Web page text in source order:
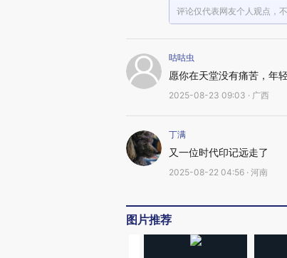
评论仅代表网友个人观点，
咕咕虫
愿你在天堂没有痛苦，年
2025-08-23 09:03 · 广西
丁满
又一位时代印记远走了
2025-08-22 04:56 · 河南
图片推荐